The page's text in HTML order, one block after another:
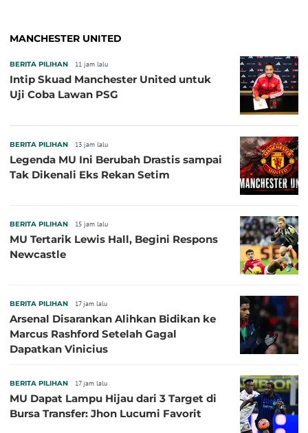
MANCHESTER UNITED
BERITA PILIHAN 11 jam lalu
Intip Skuad Manchester United untuk
Uji Coba Lawan PSG
BERITA PILIHAN 13 jam lalu
Legenda MU Ini Berubah Drastis sampai
Tak Dikenali Eks Rekan Setim
BERITA PILIHAN 15 jam lalu
MU Tertarik Lewis Hall, Begini Respons
Newcastle
BERITA PILIHAN 17 jam lalu
Arsenal Disarankan Alihkan Bidikan ke
Marcus Rashford Setelah Gagal
Dapatkan Vinicius
BERITA PILIHAN 17 jam lalu
MU Dapat Lampu Hijau dari 3 Target di
Bursa Transfer: Jhon Lucumi Favorit